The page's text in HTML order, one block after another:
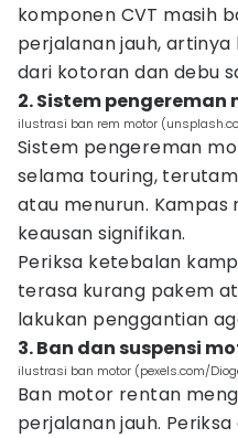
komponen CVT masih
perjalanan jauh,
dari kotoran dan debu
2. Sistem pengereman
ilustrasi ban rem motor
Sistem pengereman
selama touring,
atau menurun.
keausan signifikan.
Periksa ketebalan
terasa kurang pakem
lakukan penggantian
3. Ban dan suspensi
ilustrasi ban motor (pexels.com/
Ban motor rentan
perjalanan jauh.